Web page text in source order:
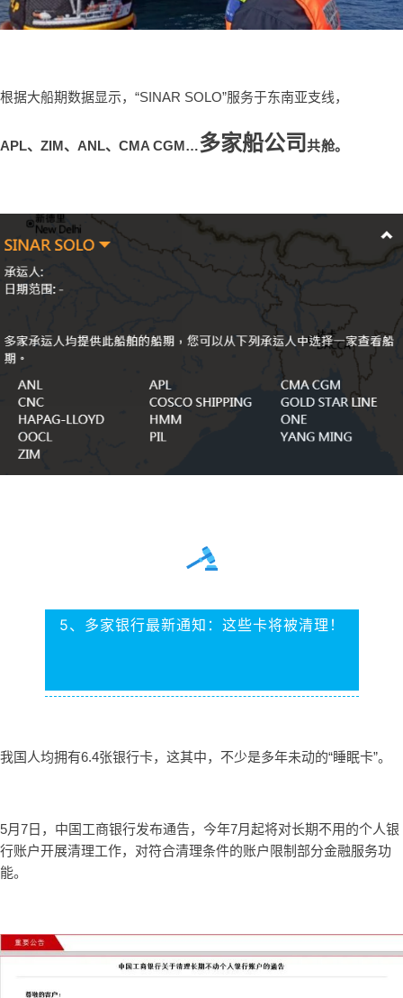
根据大船期数据显示，“SINAR SOLO”服务于东南亚支线，
APL、ZIM、ANL、CMA CGM…多家船公司 共舱。
5、多家银行最新通知：这些卡将被清理！
我国人均拥有6.4张银行卡，这其中，不少是多年未动的“睡眠卡”。
5月7日，中国工商银行发布通告，今年7月起将对长期不用的个人银
行账户开展清理工作，对符合清理条件的账户限制部分金融服务功
能。